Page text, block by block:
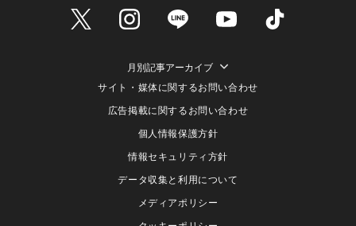
月別記事アーカイブ
サイト・媒体に関するお問い合わせ
広告掲載に関するお問い合わせ
個人情報保護方針
情報セキュリティ方針
データ収集と利用について
メディアポリシー